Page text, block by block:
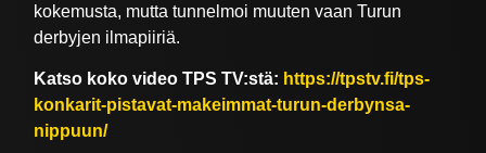
kokemusta, mutta tunnelmoi muuten vaan Turun
derbyjen ilmapiiriä.
Katso koko video TPS TV:stä: https://tpstv.fi/tps-
konkarit-pistavat-makeimmat-turun-derbynsa-
nippuun/